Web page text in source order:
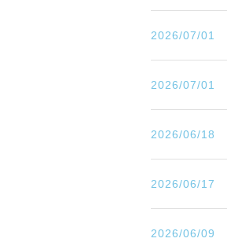
2026/07/01
2026/07/01
2026/06/18
2026/06/17
2026/06/09